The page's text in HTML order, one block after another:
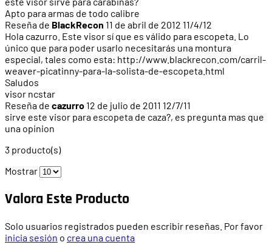
Apto para armas de todo calibre
Reseña de BlackRecon 11 de abril de 2012 11/4/12
Hola cazurro. Este visor sí que es válido para escopeta. Lo
único que para poder usarlo necesitarás una montura
especial, tales como esta: http://www.blackrecon.com/carril-
weaver-picatinny-para-la-solista-de-escopeta.html
Saludos
visor ncstar
Reseña de cazurro 12 de julio de 2011 12/7/11
sirve este visor para escopeta de caza?, es pregunta mas que
una opinion
3 producto(s)
Mostrar
Valora Este Producto
Solo usuarios registrados pueden escribir reseñas. Por favor
inicia sesión o crea una cuenta